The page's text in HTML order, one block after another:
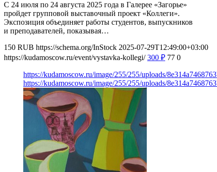
С 24 июля по 24 августа 2025 года в Галерее «Загорье»
пройдет групповой выставочный проект «Коллеги».
Экспозиция объединяет работы студентов, выпускников
и преподавателей, показывая…
150 RUB https://schema.org/InStock 2025-07-29T12:49:00+03:00
https://kudamoscow.ru/event/vystavka-kollegi/ 300 ₽ 77 0
https://kudamoscow.ru/image/255/255/uploads/
https://kudamoscow.ru/image/255/255/uploads/